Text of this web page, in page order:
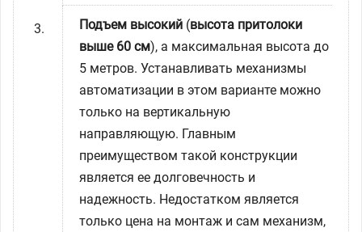
Подъем высокий (высота притолоки
выше 60 см), а максимальная высота до
5 метров. Устанавливать механизмы
автоматизации в этом варианте можно
только на вертикальную
направляющую. Главным
преимуществом такой конструкции
является ее долговечность и
надежность. Недостатком является
только цена на монтаж и сам механизм,